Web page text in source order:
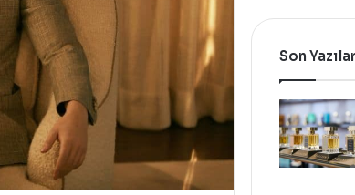
Davet
İle
Kutladı!
Son Yazılar